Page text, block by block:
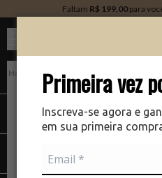
Primeira vez
Inscreva-se agora e
em sua primeira
Faltam R$ 199,00para
PERFUMARIA